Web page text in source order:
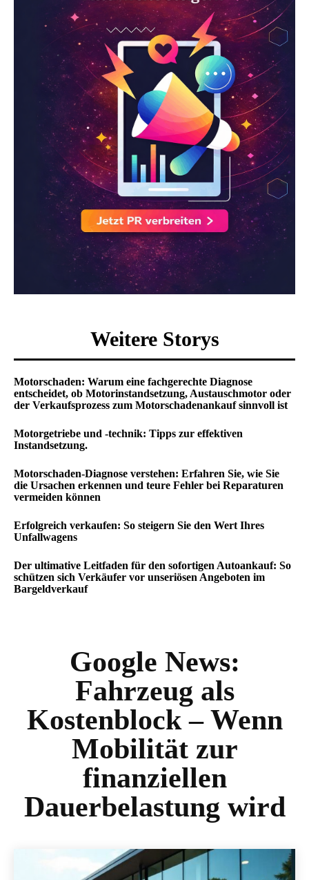
Weitere Storys
Motorschaden: Warum eine fachgerechte Diagnose
entscheidet, ob Motorinstandsetzung, Austauschmotor oder
der Verkaufsprozess zum Motorschadenankauf sinnvoll ist
Motorgetriebe und -technik: Tipps zur effektiven
Instandsetzung.
Motorschaden-Diagnose verstehen: Erfahren Sie, wie Sie
die Ursachen erkennen und teure Fehler bei Reparaturen
vermeiden können
Erfolgreich verkaufen: So steigern Sie den Wert Ihres
Unfallwagens
Der ultimative Leitfaden für den sofortigen Autoankauf: So
schützen sich Verkäufer vor unseriösen Angeboten im
Bargeldverkauf
Google News:
Fahrzeug als
Kostenblock – Wenn
Mobilität zur
finanziellen
Dauerbelastung wird